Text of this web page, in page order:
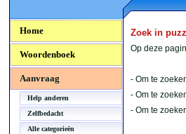
Home
Woordenboek
Aanvraag
Help anderen
Zelfbedacht
Alle categorieën
Zoek in
Op deze
- Om te
- Om te
- Om te